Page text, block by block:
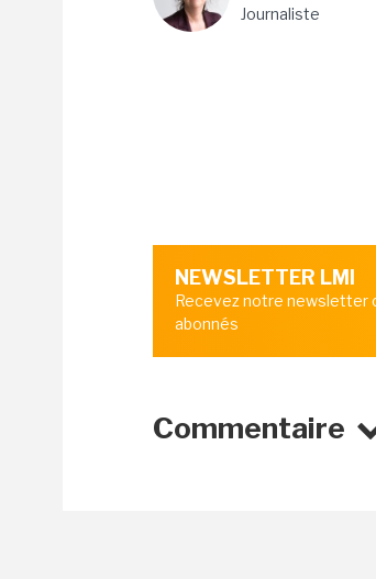
Journaliste
NEWSLETTER LMI
Recevez notre newsletter
abonnés
Commentaire